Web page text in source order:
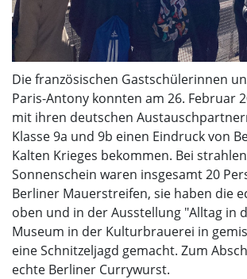
Die französischen Gastschülerinnen
Paris-Antony konnten am 26. Februar
mit ihren deutschen
Klasse 9a und 9b einen Eindruck von
Kalten Krieges bekommen. Bei
Sonnenschein waren insgesamt 20
Berliner Mauerstreifen, sie haben die
oben und in der Ausstellung "Alltag in
Museum in der Kulturbrauerei in
eine Schnitzeljagd gemacht. Zum
echte Berliner Currywurst.